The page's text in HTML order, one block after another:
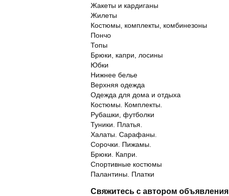
Жакеты и кардиганы
Жилеты
Костюмы, комплекты, комбинезоны
Пончо
Топы
Брюки, капри, лосины
Юбки
Нижнее белье
Верхняя одежда
Одежда для дома и отдыха
Костюмы. Комплекты.
Рубашки, футболки
Туники. Платья.
Халаты. Сарафаны.
Сорочки. Пижамы.
Брюки. Капри.
Спортивные костюмы
Палантины. Платки
Свяжитесь с автором объявления